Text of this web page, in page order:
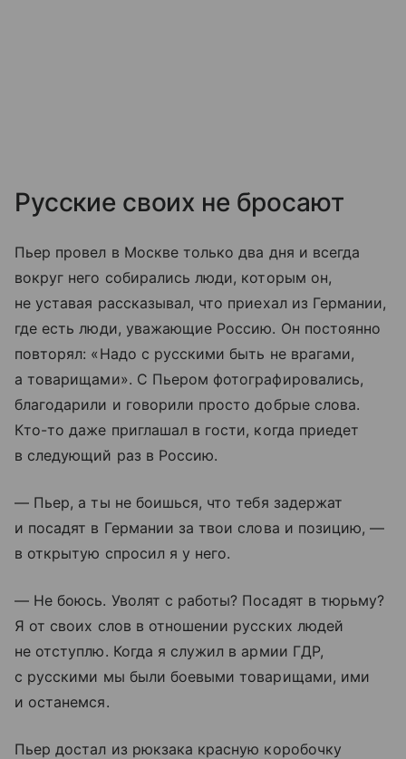
Русские своих не бросают
Пьер провел в Москве только два дня и всегда
вокруг него собирались люди, которым он,
не уставая рассказывал, что приехал из Германии,
где есть люди, уважающие Россию. Он постоянно
повторял: «Надо с русскими быть не врагами,
а товарищами». С Пьером фотографировались,
благодарили и говорили просто добрые слова.
Кто-то даже приглашал в гости, когда приедет
в следующий раз в Россию.
— Пьер, а ты не боишься, что тебя задержат
и посадят в Германии за твои слова и позицию, —
в открытую спросил я у него.
— Не боюсь. Уволят с работы? Посадят в тюрьму?
Я от своих слов в отношении русских людей
не отступлю. Когда я служил в армии ГДР,
с русскими мы были боевыми товарищами, ими
и останемся.
Пьер достал из рюкзака красную коробочку